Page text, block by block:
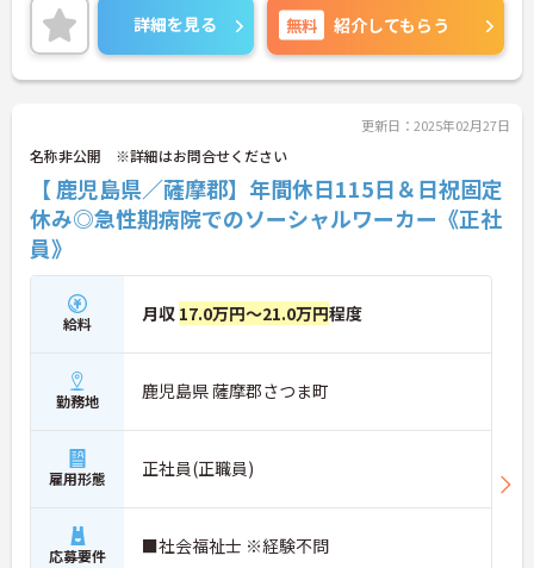
す。ご興味のある方には面接のポイントをお伝えし
ますので、お気軽にお問い合わせください。
詳細を見る 無料 紹介してもらう
更新日：2025年02月27日
名称非公開 ※詳細はお問合せください
【 鹿児島県／薩摩郡】年間休日115日＆日祝固定
休み◎急性期病院でのソーシャルワーカー《正社
員》
給料 月収 17.0万円～21.0万円程度
勤務地 鹿児島県 薩摩郡さつま町
雇用形態 正社員(正職員)
応募要件 ■社会福祉士 ※経験不問